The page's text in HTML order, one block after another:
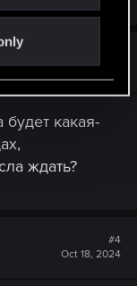
Oct 6, 2024
какая-
ждать?
#4
Oct 18, 2024